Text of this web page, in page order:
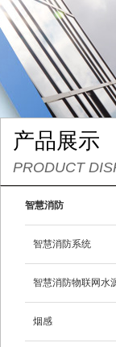
产品展示
PRODUCT
智慧消防
智慧消防系统
智慧消防物联网水
烟感